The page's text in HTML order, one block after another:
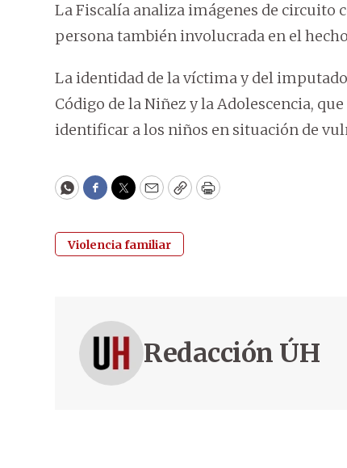
La Fiscalía analiza imágenes de circuito
persona también involucrada en el
La identidad de la víctima y del
Código de la Niñez y la Adolescencia,
identificar a los niños en situación de
WhatsApp
Facebook
Twitter
EmailCopyPrint
Violencia familiar
Redacción ÚH